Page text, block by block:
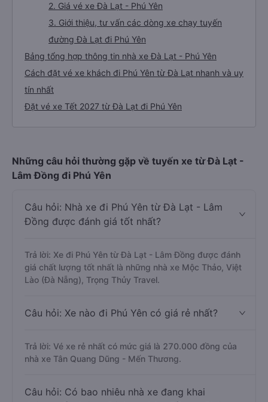
2. Giá vé xe Đà Lạt - Phú Yên
3. Giới thiệu, tư vấn các dòng xe chạy tuyến
đường Đà Lạt đi Phú Yên
Bảng tổng hợp thông tin nhà xe Đà Lạt - Phú Yên
Cách đặt vé xe khách đi Phú Yên từ Đà Lạt nhanh và uy
tín nhất
Đặt vé xe Tết 2027 từ Đà Lạt đi Phú Yên
Những câu hỏi thường gặp về tuyến xe từ Đà Lạt -
Lâm Đồng đi Phú Yên
Câu hỏi: Nhà xe đi Phú Yên từ Đà Lạt - Lâm
Đồng được đánh giá tốt nhất?
Trả lời: Xe đi Phú Yên từ Đà Lạt - Lâm Đồng được đánh
giá chất lượng tốt nhất là những nhà xe Mộc Thảo, Việt
Lào (Đà Nẵng), Trọng Thủy Travel.
Câu hỏi: Xe nào đi Phú Yên có giá rẻ nhất?
Trả lời: Vé xe rẻ nhất có mức giá là 270.000 đồng của
nhà xe Tân Quang Dũng - Mến Thương.
Câu hỏi: Có bao nhiêu nhà xe đang khai